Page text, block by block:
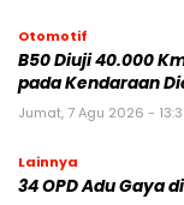
Otomotif
B50 Diuji 40.000
pada Kendaraan
Jumat, 7 Agu 2026 -
Lainnya
34 OPD Adu Gaya